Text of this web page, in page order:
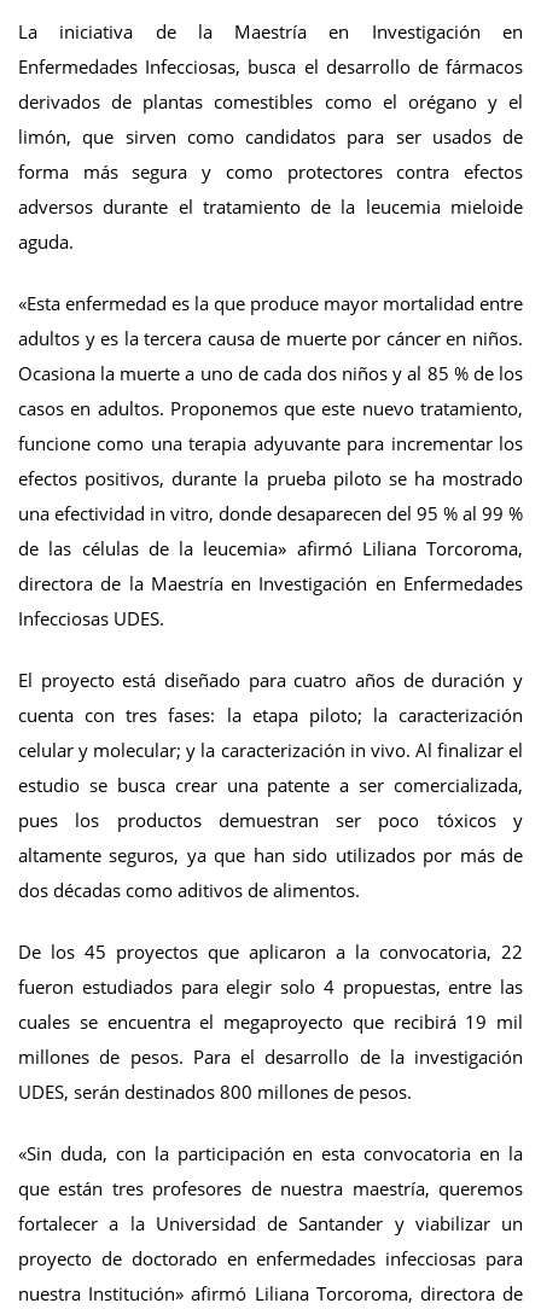
La iniciativa de la Maestría en Investigación en
Enfermedades Infecciosas, busca el desarrollo de fármacos
derivados de plantas comestibles como el orégano y el
limón, que sirven como candidatos para ser usados de
forma más segura y como protectores contra efectos
adversos durante el tratamiento de la leucemia mieloide
aguda.
«Esta enfermedad es la que produce mayor mortalidad entre
adultos y es la tercera causa de muerte por cáncer en niños.
Ocasiona la muerte a uno de cada dos niños y al 85 % de los
casos en adultos. Proponemos que este nuevo tratamiento,
funcione como una terapia adyuvante para incrementar los
efectos positivos, durante la prueba piloto se ha mostrado
una efectividad in vitro, donde desaparecen del 95 % al 99 %
de las células de la leucemia» afirmó Liliana Torcoroma,
directora de la Maestría en Investigación en Enfermedades
Infecciosas UDES.
El proyecto está diseñado para cuatro años de duración y
cuenta con tres fases: la etapa piloto; la caracterización
celular y molecular; y la caracterización in vivo. Al finalizar el
estudio se busca crear una patente a ser comercializada,
pues los productos demuestran ser poco tóxicos y
altamente seguros, ya que han sido utilizados por más de
dos décadas como aditivos de alimentos.
De los 45 proyectos que aplicaron a la convocatoria, 22
fueron estudiados para elegir solo 4 propuestas, entre las
cuales se encuentra el megaproyecto que recibirá 19 mil
millones de pesos. Para el desarrollo de la investigación
UDES, serán destinados 800 millones de pesos.
«Sin duda, con la participación en esta convocatoria en la
que están tres profesores de nuestra maestría, queremos
fortalecer a la Universidad de Santander y viabilizar un
proyecto de doctorado en enfermedades infecciosas para
nuestra Institución» afirmó Liliana Torcoroma, directora de